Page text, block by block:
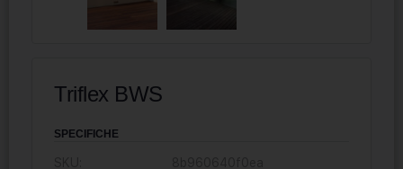
Triflex BWS
SPECIFICHE